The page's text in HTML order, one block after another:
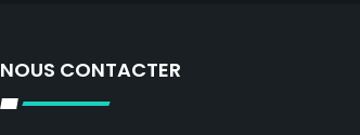
NOUS CONTACTER